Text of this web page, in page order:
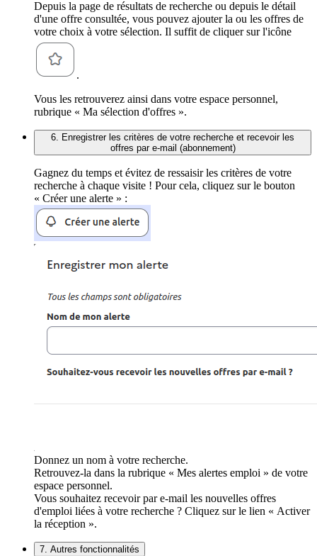
Depuis la page de résultats de recherche ou depuis le détail
d'une offre consultée, vous pouvez ajouter la ou les offres de
votre choix à votre sélection. Il suffit de cliquer sur l'icône
.
Vous les retrouverez ainsi dans votre espace personnel,
rubrique « Ma sélection d'offres ».
6. Enregistrer les critères de votre recherche et recevoir les
offres par e-mail (abonnement)
Gagnez du temps et évitez de ressaisir les critères de votre
recherche à chaque visite ! Pour cela, cliquez sur le bouton
« Créer une alerte » :
Donnez un nom à votre recherche.
Retrouvez-la dans la rubrique « Mes alertes emploi » de votre
espace personnel.
Vous souhaitez recevoir par e-mail les nouvelles offres
d'emploi liées à votre recherche ? Cliquez sur le lien « Activer
la réception ».
7. Autres fonctionnalités